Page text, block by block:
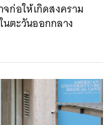
ก่อให้เกิดสงคราม
ตะวันออกกลาง